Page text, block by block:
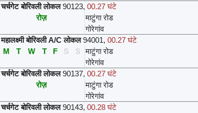
चर्चगेट बोरिवली लोकल 90123, 00.27 घंटे
रोज़
माटुंगा रोड
गोरेगांव
महालक्ष्मी बोरिवली A/C लोकल 94001, 00.27 घंटे
M
T W T F S S माटुंगा रोड
गोरेगांव
चर्चगेट बोरिवली लोकल 90137, 00.27 घंटे
रोज़
माटुंगा रोड
गोरेगांव
चर्चगेट बोरिवली लोकल 90143, 00.28 घंटे